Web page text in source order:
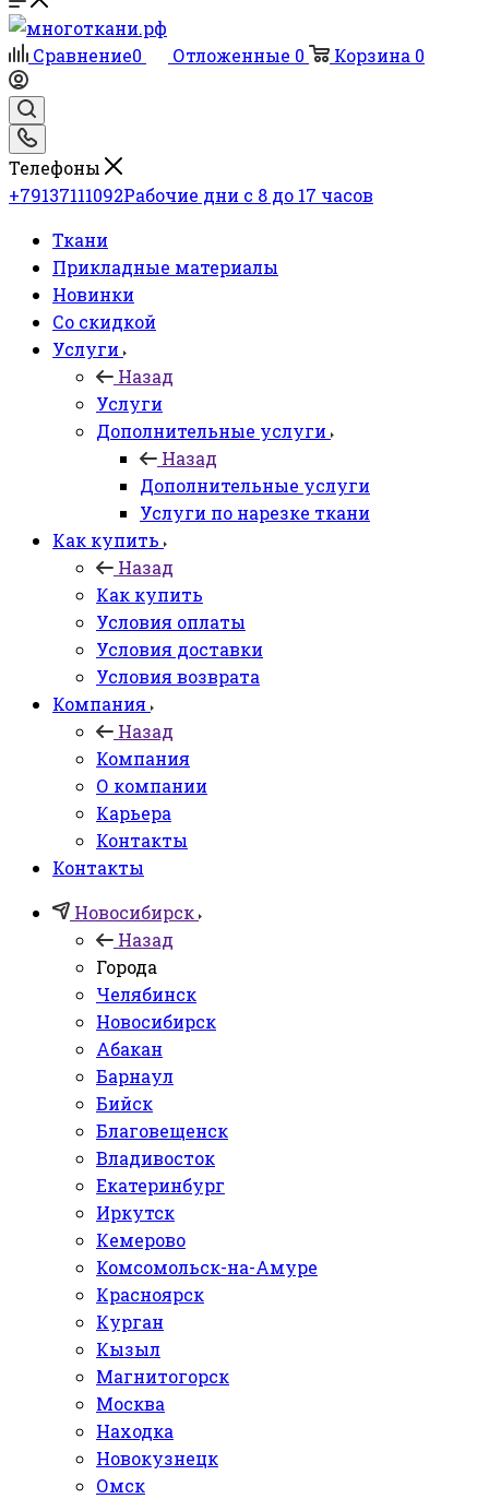
Сравнение0 Отложенные 0 Корзина 0
Телефоны
+79137111092Рабочие дни с 8 до 17 часов
Ткани
Прикладные материалы
Новинки
Со скидкой
Услуги
Назад
Услуги
Дополнительные услуги
Назад
Дополнительные услуги
Услуги по нарезке ткани
Как купить
Назад
Как купить
Условия оплаты
Условия доставки
Условия возврата
Компания
Назад
Компания
О компании
Карьера
Контакты
Контакты
Новосибирск
Назад
Города
Челябинск
Новосибирск
Абакан
Барнаул
Бийск
Благовещенск
Владивосток
Екатеринбург
Иркутск
Кемерово
Комсомольск-на-Амуре
Красноярск
Курган
Кызыл
Магнитогорск
Москва
Находка
Новокузнецк
Омск